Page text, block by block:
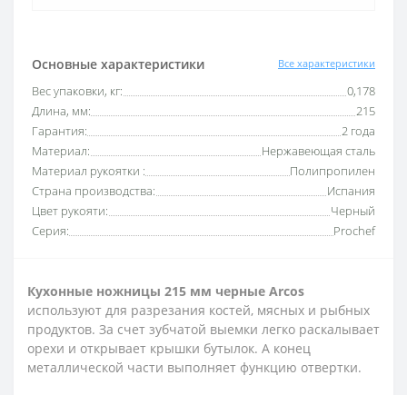
Основные характеристики Все характеристики
Вес упаковки, кг:
0,178
Длина, мм:
215
Гарантия:
2 года
Материал:
Нержавеющая сталь
Материал рукоятки :
Полипропилен
Страна производства:
Испания
Цвет рукояти:
Черный
Серия:
Prochef
Кухонные ножницы 215 мм черные Arcos
используют для разрезания костей, мясных и рыбных
продуктов. За счет зубчатой ​​выемки легко раскалывает
орехи и открывает крышки бутылок. А конец
металлической части выполняет функцию отвертки.